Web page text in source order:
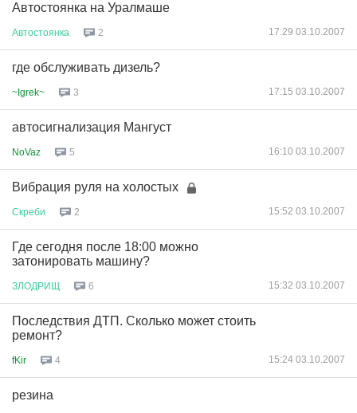
Автостоянка на Уралмаше
Автостоянка 2 17:29 03.10.2007
где обслуживать дизель?
~Igrek~ 3 17:15 03.10.2007
автосигнализация Мангуст
NoVaz 5 16:10 03.10.2007
Вибрация руля на холостых
Скреби 2 15:52 03.10.2007
Где сегодня после 18:00 можно
затонировать машину?
ЗЛОДРИЩ 6 15:32 03.10.2007
Последствия ДТП. Сколько может стоить
ремонт?
fKir 4 15:24 03.10.2007
резина